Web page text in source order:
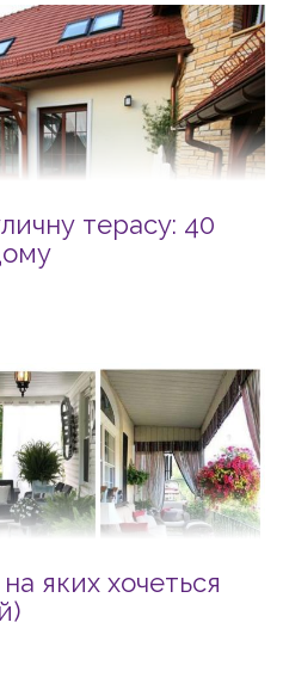
терасу: 40
яких хочеться